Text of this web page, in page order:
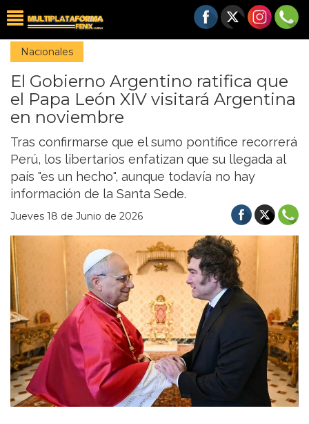
Nacionales
El Gobierno Argentino ratifica que
el Papa León XIV visitará Argentina
en noviembre
Tras confirmarse que el sumo pontífice recorrerá
Perú, los libertarios enfatizan que su llegada al
país "es un hecho", aunque todavía no hay
información de la Santa Sede.
Jueves 18 de Junio de 2026